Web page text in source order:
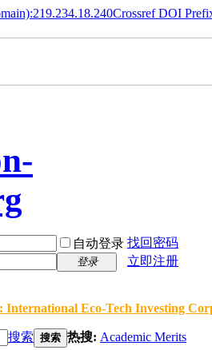
Crossref DOI
自动登录 找回密码
登录
立即注册
International Eco-Tech Investing
搜索 搜索 热搜: Academic Merits